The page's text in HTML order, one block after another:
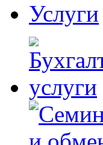
Услуги